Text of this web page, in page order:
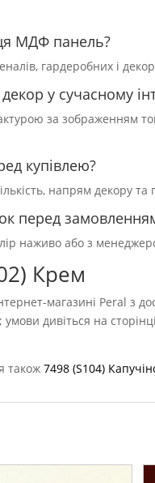
МДФ панель?
гардеробних і
у сучасному
за зображенням
купівлею?
напрям декору
перед
наживо або з
Крем
магазині Peral з
умови дивіться на
також7498 (S104)